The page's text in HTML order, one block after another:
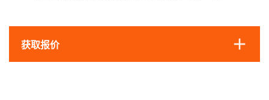
获取报价